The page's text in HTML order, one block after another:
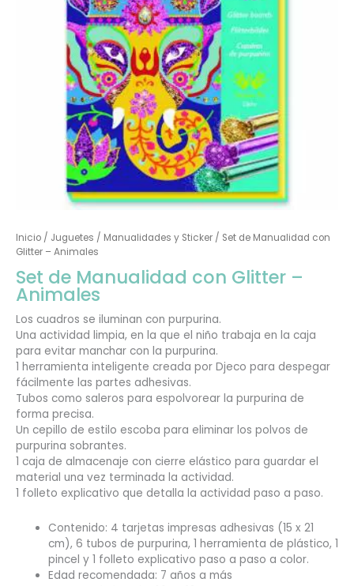
Inicio/ Juguetes / Manualidades y Sticker/ Set de Manualidad con
Glitter – Animales
Set de Manualidad con Glitter –
Animales
Los cuadros se iluminan con purpurina.
Una actividad limpia, en la que el niño trabaja en la caja
para evitar manchar con la purpurina.
1 herramienta inteligente creada por Djeco para despegar
fácilmente las partes adhesivas.
Tubos como saleros para espolvorear la purpurina de
forma precisa.
Un cepillo de estilo escoba para eliminar los polvos de
purpurina sobrantes.
1 caja de almacenaje con cierre elástico para guardar el
material una vez terminada la actividad.
1 folleto explicativo que detalla la actividad paso a paso.
Contenido: 4 tarjetas impresas adhesivas (15 x 21
cm), 6 tubos de purpurina, 1 herramienta de plástico, 1
pincel y 1 folleto explicativo paso a paso a color.
Edad recomendada: 7 años a más